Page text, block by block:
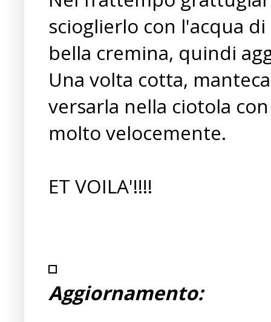
scioglierlo con l'acqua
bella cremina, quindi
Una volta cotta,
versarla nella ciotola
molto velocemente.
ET VOILA'!!!!
Aggiornamento: